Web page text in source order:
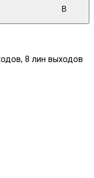
В
8 лин выходов